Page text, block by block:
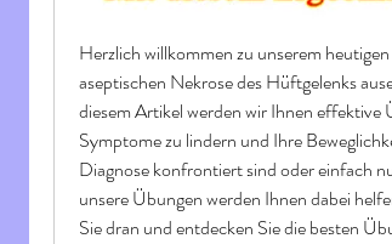
Herzlich willkommen zu unserem
aseptischen Nekrose des Hüftgelenks
diesem Artikel werden wir Ihnen
Symptome zu lindern und Ihre
Diagnose konfrontiert sind oder einfach
unsere Übungen werden Ihnen dabei
Sie dran und entdecken Sie die besten